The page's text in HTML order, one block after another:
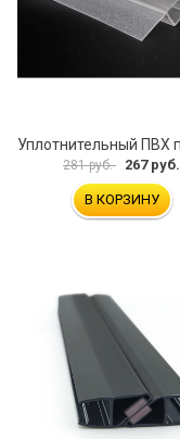
281 руб. 267 руб.
В КОРЗИНУ